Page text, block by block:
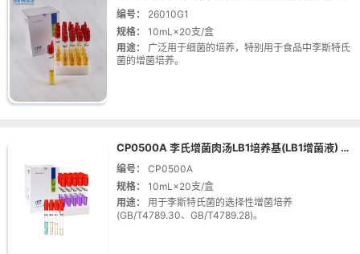
编号：
26010G1
规格：
10mL×20支/盒
用途：
广泛用于细菌的培养，特别用于食品中李斯特氏
菌的增菌培养。
CP0500A 李氏增菌肉汤LB1培养基(LB1增菌液) 10mL×20支
编号：
CP0500A
规格：
10mL×20支/盒
用途：
用于李斯特氏菌的选择性增菌培养
(GB/T4789.30、GB/T4789.28)。